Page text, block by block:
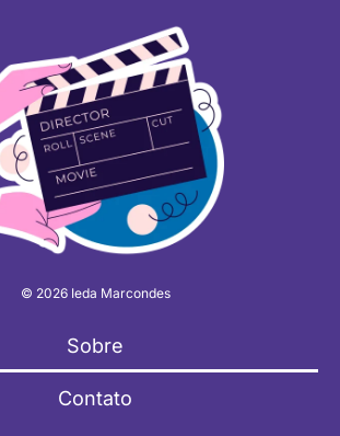
© 2026 Ieda Marcondes
Sobre
Contato